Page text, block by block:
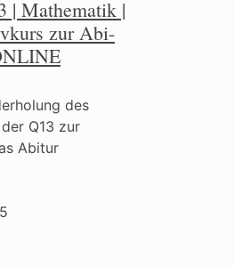
| Mathematik |
zur Abi-
des
Q13 zur
Abitur